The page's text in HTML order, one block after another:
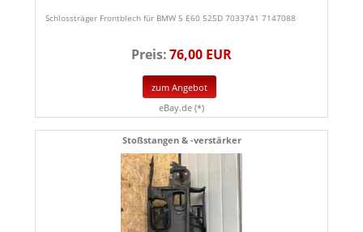
Schlossträger Frontblech für BMW 5 E60 525D 7033741 7147088
Preis:76,00 EUR
zum Angebot
eBay.de (*)
Stoßstangen & -verstärker